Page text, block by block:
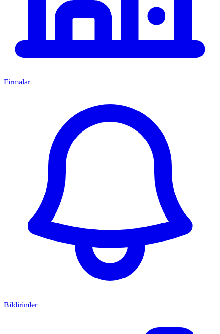
Firmalar
Bildirimler